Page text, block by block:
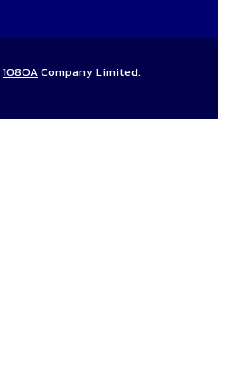
108OACompany Limited.